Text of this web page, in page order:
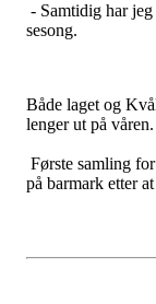
- Samtidig har
sesong.
Både laget og
lenger ut på våren.
Første samling
på barmark etter